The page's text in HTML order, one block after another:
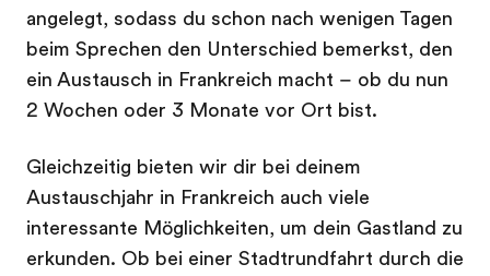
angelegt, sodass du schon nach wenigen Tagen
beim Sprechen den Unterschied bemerkst, den
ein Austausch in Frankreich macht – ob du nun
2 Wochen oder 3 Monate vor Ort bist.
Gleichzeitig bieten wir dir bei deinem
Austauschjahr in Frankreich auch viele
interessante Möglichkeiten, um dein Gastland zu
erkunden. Ob bei einer Stadtrundfahrt durch die